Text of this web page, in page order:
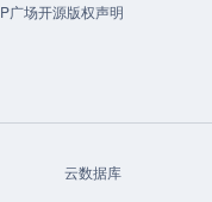
广场开源版权声明
云数据库